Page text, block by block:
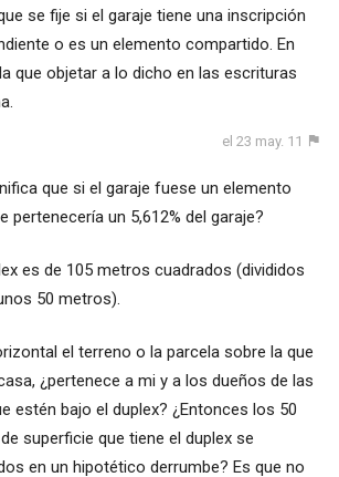
se fije si el garaje tiene una inscripción
o es un elemento compartido. En
que objetar a lo dicho en las escrituras
el 23 may. 11
que si el garaje fuese un elemento
pertenecería un 5,612% del garaje?
es de 105 metros cuadrados (divididos
50 metros).
el terreno o la parcela sobre la que
¿pertenece a mi y a los dueños de las
estén bajo el duplex? ¿Entonces los 50
superficie que tiene el duplex se
en un hipotético derrumbe? Es que no